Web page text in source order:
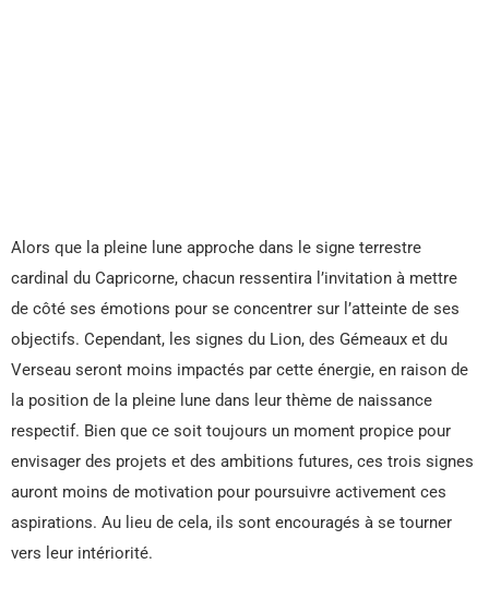
Alors que la pleine lune approche dans le signe terrestre
cardinal du Capricorne, chacun ressentira l’invitation à mettre
de côté ses émotions pour se concentrer sur l’atteinte de ses
objectifs. Cependant, les signes du Lion, des Gémeaux et du
Verseau seront moins impactés par cette énergie, en raison de
la position de la pleine lune dans leur thème de naissance
respectif. Bien que ce soit toujours un moment propice pour
envisager des projets et des ambitions futures, ces trois signes
auront moins de motivation pour poursuivre activement ces
aspirations. Au lieu de cela, ils sont encouragés à se tourner
vers leur intériorité.